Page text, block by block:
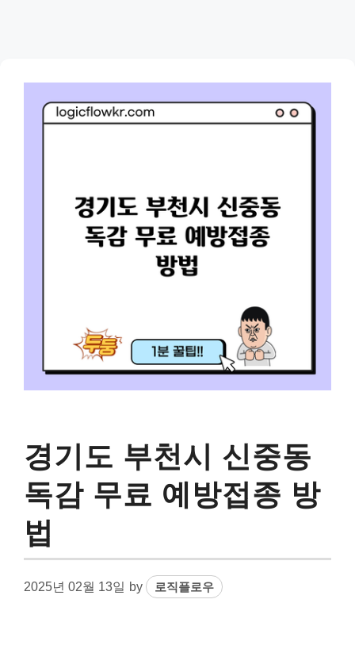
경기도 부천시 신중동
독감 무료 예방접종 방
법
2025년 02월 13일 by 로직플로우